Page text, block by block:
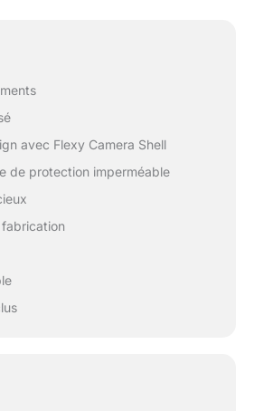
avec Flexy Camera Shell
de protection imperméable